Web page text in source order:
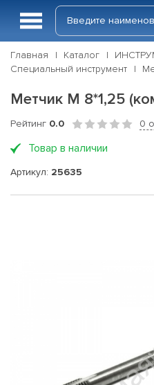
Главная Каталог
Специальный инструмент
Метчик М 8*1,25
Рейтинг 0.0 0
Товар в наличии
Артикул: 25635